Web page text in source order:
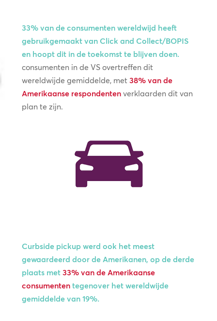
33% van de consumenten wereldwijd heeft
gebruikgemaakt van Click and Collect/BOPIS
en hoopt dit in de toekomst te blijven doen.
consumenten in de VS overtreffen dit
wereldwijde gemiddelde, met 38% van de
Amerikaanse respondentenverklaarden dit van
plan te zijn.
Curbside pickup werd ook het meest
gewaardeerd door de Amerikanen, op de derde
plaats met 33% van de Amerikaanse
consumententegenover het wereldwijde
gemiddelde van 19%.